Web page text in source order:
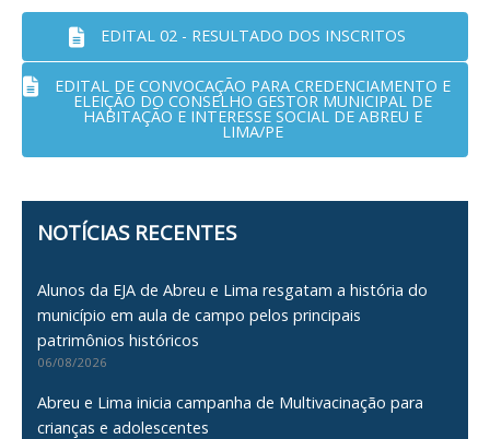
EDITAL 02 - RESULTADO DOS INSCRITOS
EDITAL DE CONVOCAÇÃO PARA CREDENCIAMENTO E
ELEIÇÃO DO CONSELHO GESTOR MUNICIPAL DE
HABITAÇÃO E INTERESSE SOCIAL DE ABREU E
LIMA/PE
NOTÍCIAS RECENTES
Alunos da EJA de Abreu e Lima resgatam a história do
município em aula de campo pelos principais
patrimônios históricos
06/08/2026
Abreu e Lima inicia campanha de Multivacinação para
crianças e adolescentes